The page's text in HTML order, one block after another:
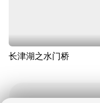
长津湖之水门桥